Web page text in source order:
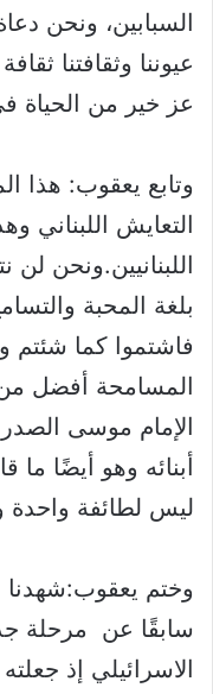
السبابين، ونحن
عيوننا وثقافتنا
عز خير من الحياة
وتابع يعقوب: هذا
التعايش اللبناني
اللبنانيين.ونحن لن
بلغة المحبة
فاشتموا كما شئتم
المسامحة أفضل من
الإمام موسى
أبنائه وهو أيضًا ما
ليس لطائفة واحدة
وختم يعقوب:شهدنا
سابقًا عن مرحلة
الاسرائيلي إذ